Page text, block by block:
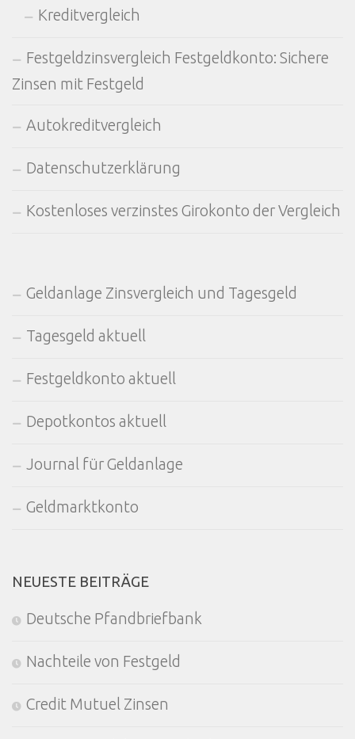
Kreditvergleich
Festgeldzinsvergleich Festgeldkonto: Sichere
Zinsen mit Festgeld
Autokreditvergleich
Datenschutzerklärung
Kostenloses verzinstes Girokonto der Vergleich
Geldanlage Zinsvergleich und Tagesgeld
Tagesgeld aktuell
Festgeldkonto aktuell
Depotkontos aktuell
Journal für Geldanlage
Geldmarktkonto
NEUESTE BEITRÄGE
Deutsche Pfandbriefbank
Nachteile von Festgeld
Credit Mutuel Zinsen